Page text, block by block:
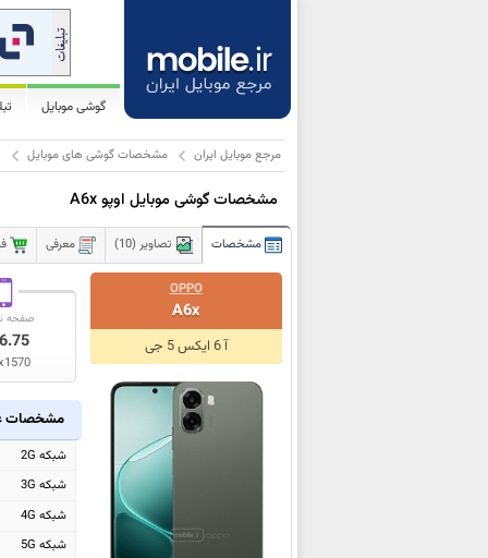
گوشی موبایل
مرجع موبایل ایران مشخصات گوشی های موبایل
مشخصات گوشی موبایل اوپو A6x
مشخصات تصاویر (10) معرفی
OPPO
A6x
آ 6 ایکس 5 جی
صفحه
6.75
مشخصات
شبکه 2G
شبکه 3G
شبکه 4G
شبکه 5G